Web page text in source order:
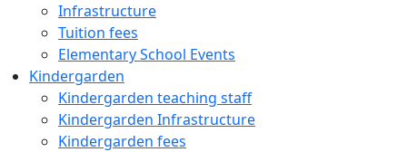
Infrastructure
Tuition fees
Elementary School Events
Kindergarden
Kindergarden teaching staff
Kindergarden Infrastructure
Kindergarden fees